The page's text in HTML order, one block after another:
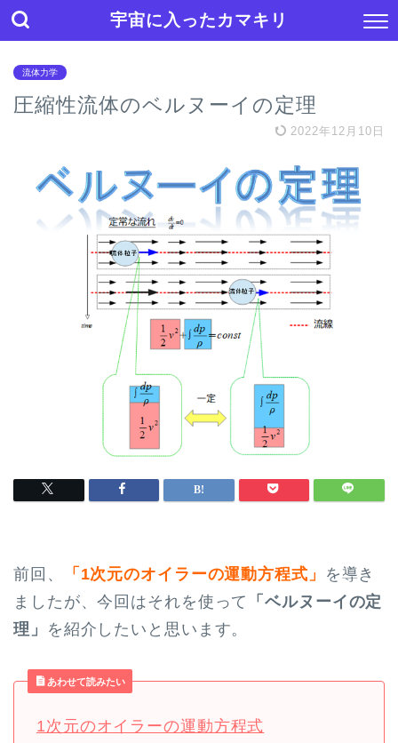
宇宙に入ったカマキリ
流体力学
圧縮性流体のベルヌーイの定理
2022年12月10日
前回、 「1次元のオイラーの運動方程式」
を導き
ましたが、今回はそれを使って
「ベルヌーイの定
理」
を紹介したいと思います。
あわせて読みたい
1次元のオイラーの運動方程式